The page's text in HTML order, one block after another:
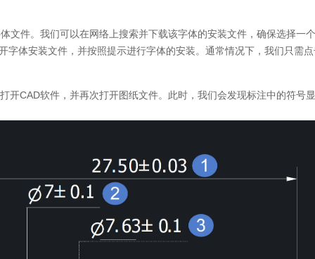
文件。我们可以在网络上搜索并下载该字体的安装文件，确保选择一
字体安装文件，并按照提示进行字体的安装。通常情况下，我们只需
开CAD软件，并再次打开图纸文件。此时，我们会发现标注中的符号